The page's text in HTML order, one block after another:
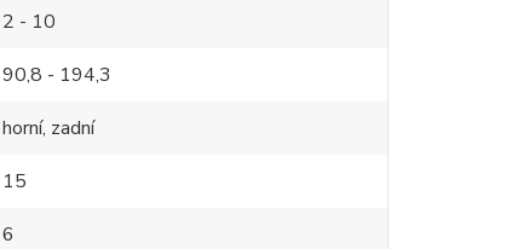
2 - 10
90,8 - 194,3
horní, zadní
15
6